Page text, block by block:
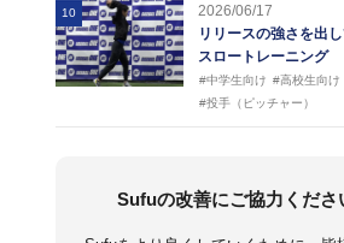
10
2026/06/17
リリースの強さを出
スロートレーニング
#中学生向け #高校生向け
#投手（ピッチャー）
Sufuの改善にご協力くださ